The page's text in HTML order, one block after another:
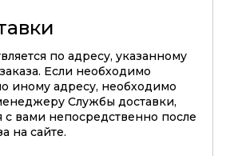
по адресу, указанному
Если необходимо
иному адресу, необходимо
Службы доставки,
с вами непосредственно после
на сайте.